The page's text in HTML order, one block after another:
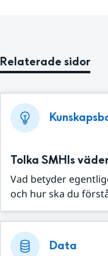
Relaterade sidor
Tolka SMHIs
Vad betyder
och hur ska du
Data